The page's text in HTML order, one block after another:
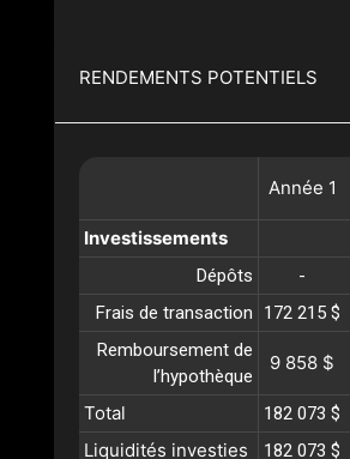
RENDEMENTS POTENTIELS
Année 1
Investissements
Dépôts -
Frais de transaction
172 215 $
Remboursement de
l’hypothèque
9 858 $
Total 182 073 $
Liquidités investies 182 073 $